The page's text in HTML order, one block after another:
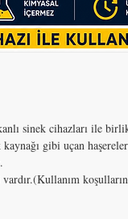
sinek cihazları ile
gibi uçan